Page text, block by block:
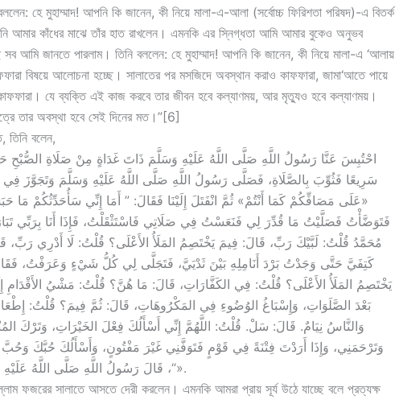
হে মুহাম্মাদ! আপনি কি জানেন, কী নিয়ে মালা-এ-আলা (সর্বোচ্চ ফিরিশতা পরিষদ)-এ বিতর্ক
আমার কাঁধের মাঝে তাঁর হাত রাখলেন। এমনকি এর স্নিগ্ধতা আমি আমার বুকেও অনুভব
জানতে পারলাম। তিনি বললেন: হে মুহাম্মাদ! আপনি কি জানেন, কী নিয়ে মালা-এ ‘আলায়
বিষয়ে আলোচনা হচ্ছে। সালাতের পর মসজিদে অবস্থান করাও কাফফারা, জামা‘আতে পায়ে
কাফফারা। যে ব্যক্তি এই কাজ করবে তার জীবন হবে কল্যাণময়, আর মৃত্যুও হবে কল্যাণময়।
তার অবস্থা হবে সেই দিনের মত।”[6]
তিনি বলেন,
سَرِيعًا فَثُوِّبَ بِالصَّلَاةِ، فَصَلَّى رَسُولُ اللَّهِ صَلَّى اللَّهُ عَلَيْهِ وَسَلَّمَ وَتَجَوَّزَ فِي
«عَلَى مَصَافِّكُمْ كَمَا أَنْتُمْ» ثُمَّ انْفَتَلَ إِلَيْنَا فَقَالَ: ” أَمَا إِنِّي سَأُحَدِّثُكُمْ مَا
فَتَوَضَّأْتُ فَصَلَّيْتُ مَا قُدِّرَ لِي فَنَعَسْتُ فِي صَلَاتِي فَاسْتَثْقَلْتُ، فَإِذَا أَنَا بِرَبِّي
مُحَمَّدُ قُلْتُ: لَبَّيْكَ رَبِّ، قَالَ: فِيمَ يَخْتَصِمُ المَلَأُ الأَعْلَى؟ قُلْتُ: لَا أَدْرِي رَبِّ،
كَتِفَيَّ حَتَّى وَجَدْتُ بَرْدَ أَنَامِلِهِ بَيْنَ ثَدْيَيَّ، فَتَجَلَّى لِي كُلُّ شَيْءٍ وَعَرَفْتُ،
يَخْتَصِمُ المَلَأُ الأَعْلَى؟ قُلْتُ: فِي الكَفَّارَاتِ، قَالَ: مَا هُنَّ؟ قُلْتُ: مَشْيُ
بَعْدَ الصَّلَوَاتِ، وَإِسْبَاغُ الوُضُوءِ فِي المَكْرُوهَاتِ، قَالَ: ثُمَّ فِيمَ؟ قُلْتُ: إِطْعَامُ
وَالنَّاسُ نِيَامٌ. قَالَ: سَلْ. قُلْتُ: اللَّهُمَّ إِنِّي أَسْأَلُكَ فِعْلَ الخَيْرَاتِ، وَتَرْكَ
وَتَرْحَمَنِي، وَإِذَا أَرَدْتَ فِتْنَةً فِي قَوْمٍ فَتَوَفَّنِي غَيْرَ مَفْتُونٍ، وَأَسْأَلُكَ حُبَّكَ
“، قَالَ رَسُولُ اللَّهِ صَلَّى اللَّهُ عَلَيْهِ وَسَلَّمَ: «إِنَّهَا حَقٌّ فَادْرُسُوهَا ثُمَّ تَعَلَّمُوهَا».
ফজরের সালাতে আসতে দেরী করলেন। এমনকি আমরা প্রায় সূর্য উঠে যাচ্ছে বলে প্রত্যক্ষ